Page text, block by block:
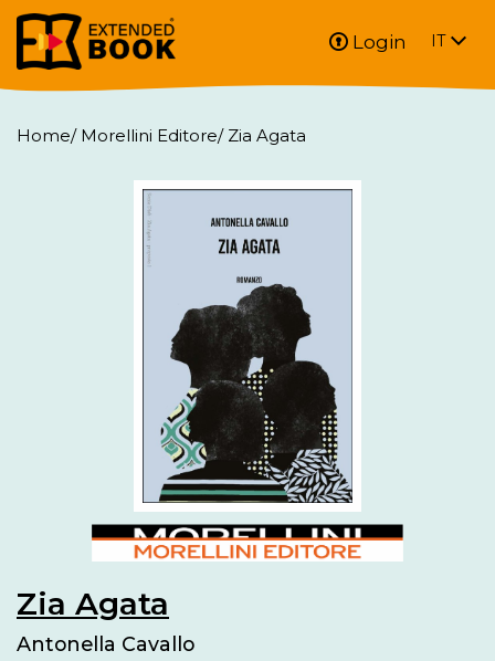
Login IT
Home/ Morellini Editore/ Zia Agata
Zia Agata
Antonella Cavallo